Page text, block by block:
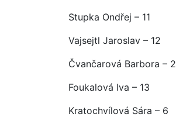
Stupka Ondřej – 11
Vajsejtl Jaroslav – 12
Čvančarová Barbora – 2
Foukalová Iva – 13
Kratochvílová Sára – 6